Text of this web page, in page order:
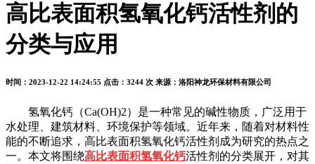
高比表面积氢氧化钙活性剂的
分类与应用
时间：2023-12-22 14:24:55 点击：3244 次 来源：洛阳神龙环保材料有限公司
氢氧化钙（Ca(OH)2）是一种常见的碱性物质，广泛用于
水处理、建筑材料、环境保护等领域。近年来，随着对材料性
能的不断追求，高比表面积氢氧化钙活性剂成为研究的热点之
一。本文将围绕高比表面积氢氧化钙活性剂的分类展开，对其